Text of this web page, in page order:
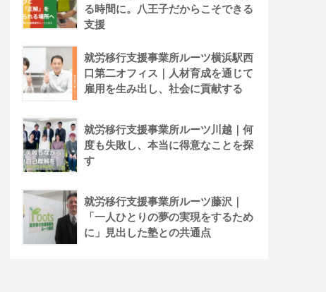
る時間に。八王子だからこそできる
支援
就労移行支援事業所ルーツ横浜駅西
口第二オフィス｜人材育成を通じて
雇用を生み出し、社会に貢献する
就労移行支援事業所ルーツ川越｜何
度も失敗し、本当に得意なことを探
す
就労移行支援事業所ルーツ藤沢｜
「一人ひとりの夢の実現をするため
に」見出した塾との共通点